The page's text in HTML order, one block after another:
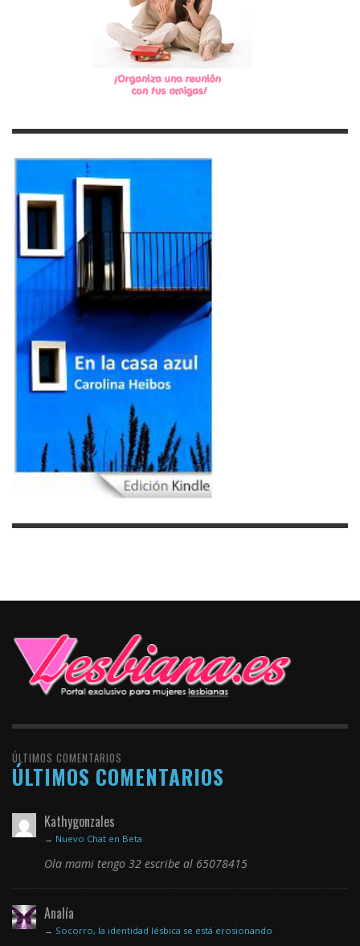
ÚLTIMOS COMENTARIOS
ÚLTIMOS COMENTARIOS
Kathygonzales
→ Nuevo Chat en Beta
Ola mami tengo 32 escribe al 65078415
Analía
→ Socorro, la identidad lésbica se está erosionando